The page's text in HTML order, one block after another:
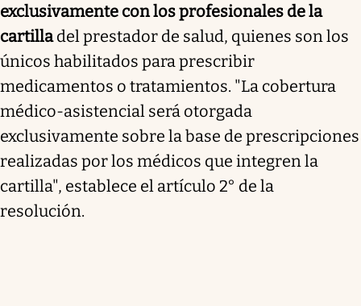
exclusivamente con los profesionales de la
cartilladel prestador de salud, quienes son los
únicos habilitados para prescribir
medicamentos o tratamientos. "La cobertura
médico-asistencial será otorgada
exclusivamente sobre la base de prescripciones
realizadas por los médicos que integren la
cartilla", establece el artículo 2° de la
resolución.